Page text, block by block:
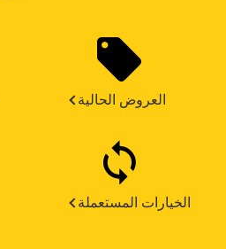
العروض الحالية
الخيارات المستعملة